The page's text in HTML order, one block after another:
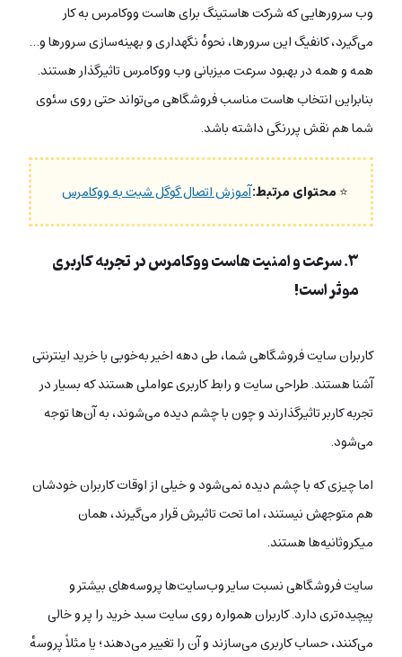
وب سرورهایی که شرکت هاستینگ برای هاست ووکامرس به کار
می‌گیرد، کانفیگ این سرورها، نحوهٔ نگهداری و بهینه‌سازی سرورها و…
همه و همه در بهبود سرعت میزبانی وب ووکامرس تاثیرگذار هستند.
بنابراین انتخاب هاست مناسب فروشگاهی می‌تواند حتی روی سئوی
شما هم نقش پررنگی داشته باشد.
⭐محتوای مرتبط:آموزش اتصال گوگل شیت به ووکامرس
۳. سرعت و امنیت هاست ووکامرس در تجربه کاربری
موثر است!
کاربران سایت فروشگاهی شما، طی دهه‌ اخیر به‌خوبی با خرید اینترنتی
آشنا هستند. طراحی سایت و رابط کاربری عواملی هستند که بسیار در
تجربه کاربر تاثیرگذارند و چون با چشم دیده می‌شوند، به آن‌ها توجه
می‌شود.
اما چیزی که با چشم دیده نمی‌شود و خیلی از اوقات کاربران خودشان
هم متوجهش نیستند، اما تحت تاثیرش قرار می‌گیرند، همان
میکروثانیه‌ها هستند.
سایت فروشگاهی نسبت سایر وب‌سایت‌ها پروسه‌های بیشتر و
پیچیده‌تری دارد. کاربران همواره روی سایت سبد خرید را پر و خالی
می‌کنند، حساب کاربری می‌سازند و آن را تغییر می‌دهند؛ یا مثلاً پروسه‌ٔ